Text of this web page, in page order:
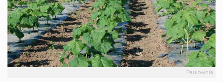
Paulownia